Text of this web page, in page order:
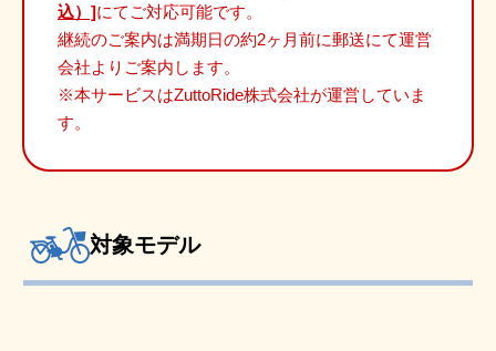
込）]にてご対応可能です。
継続のご案内は満期日の約2ヶ月前に郵送にて運営
会社よりご案内します。
※本サービスはZuttoRide株式会社が運営していま
す。
対象モデル